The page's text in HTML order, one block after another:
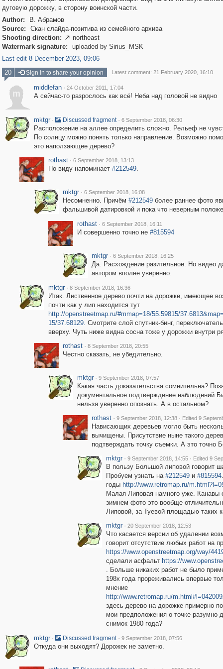
дуговую дорожку, в сторону воинской части.
Author:
В. Абрамов
Source:
Скан слайда-позитива из семейного архива
Shooting direction:  northeast
Watermark signature:
uploaded by Sirius_MSK
Last edit 8 December 2023, 09:06
20
Sign in to share your opinion Latest comment: 21 February 2020, 16:10
m
middlefan · 24 October 2011, 17:04
А сейчас-то разрослось как всё! Неба над головой не видно
mktgr · Discussed fragment · 6 September 2018, 06:30
Расположение на аллее определить сложно. Рельеф не
По солнцу можно понять только направление. Возможно
это наползающее дерево?
rothast · 6 September 2018, 13:13
По виду напоминает #212549.
mktgr · 6 September 2018, 16:08
Несомненно. Причём #212549более раннее фото
фальшивой датировкой и пока что неверным
rothast · 6 September 2018, 16:11
И совершенно точно не #815594
mktgr · 6 September 2018, 16:25
Да. Расхождение разительное. Но видео
автором вполне уверенно.
mktgr · 8 September 2018, 16:36
Итак. Лиственное дерево почти на дорожке, имеющее
почти как у лип находится тут
http://openstreetmap.ru/#mmap=18/55.59815/
15/37.68129. Смотрите слой спутник-бинг,
вверху. Чуть ниже видна сосна тоже у дорожки внутри
rothast · 8 September 2018, 20:55
Честно сказать, не убедительно.
mktgr · 9 September 2018, 07:57
Какая часть доказательства сомнительна?
документальное подтверждение наблюдений
нельзя уверенно опознать. А в остальном?
rothast · 9 September 2018, 12:38 · Edited 9
Нависающих деревьев могло быть
вычищены. Присутствие ныне такого
подтверждать точку съемки. А это точно
mktgr · 9 September 2018, 14:55 · Edited 9
В пользу Большой липовой говорит
Пробуем узнать на #212549и #815594
годы http://www.retromap.ru/
Малая Липовая намного уже. Канавы
зимнем фото это вообще
Липовой, за Туевой площадью таких
mktgr · 20 September 2018, 12:53
Что касается версии об удалении
говорит отсутствие любых работ на
https://www.openstreetmap.org/way/
сделали асфальт https://
. Больше никаких работ не было
198х года прореживались впервые
мнение
http://www.retromap.ru/
здесь дерево на дорожке примерно
мои предположения о точке
снимок 1980 года?
mktgr · Discussed fragment · 9 September 2018, 07:56
Откуда они выходят? Дорожек не заметно.